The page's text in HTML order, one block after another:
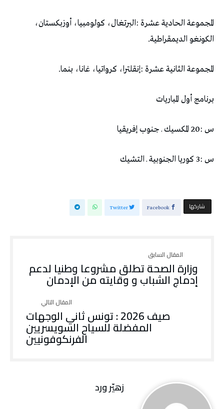
‬الكونغو‭ ‬الديمقراطية‭.‬
المجموعة‭ ‬الثانية‭ ‬عشرة‭:‬‭ ‬إنقلترا،‭ ‬كرواتيا،‭ ‬غانا،‭ ‬بنما‭.‬
برنامج‭ ‬أول‭ ‬المباريات
س‭ ‬20‭: ‬المكسيك‭ ‬ـ‭ ‬جنوب‭ ‬إفريقيا
س‭ ‬3‭: ‬كوريا‭ ‬الجنوبية‭ ‬ـ‭ ‬التشيك
‫‫ شاركها‬ Facebook
Twitter
وزارة الصحة تطلق مشروعا وطنيا لدعم
إدماج الشباب و وقايته من الإدمان
صيف 2026 : تونس ثاني الوجهات
المفضلة للسياح السويسريين
الفرنكوفونيين
زهيّر‭ ‬ورد